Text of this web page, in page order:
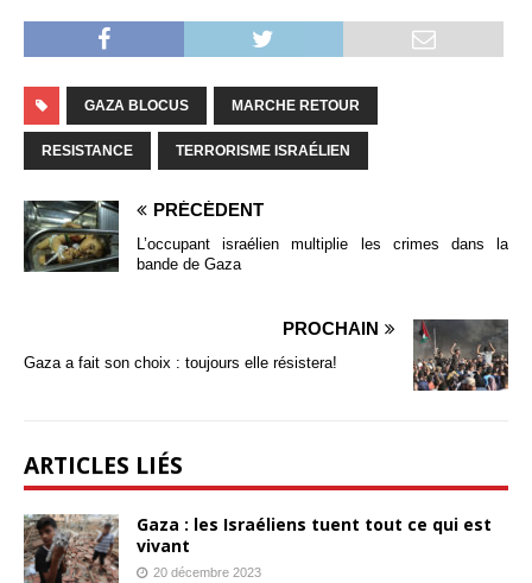
GAZA BLOCUS MARCHE RETOUR
RESISTANCE TERRORISME ISRAÉLIEN
PRÉCÉDENT
L’occupant israélien multiplie les crimes dans la
bande de Gaza
PROCHAIN
Gaza a fait son choix : toujours elle résistera!
ARTICLES LIÉS
Gaza : les Israéliens tuent tout ce qui est
vivant
20 décembre 2023